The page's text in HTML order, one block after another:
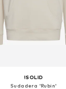
!SOLID
Sudadera 'Rubin'